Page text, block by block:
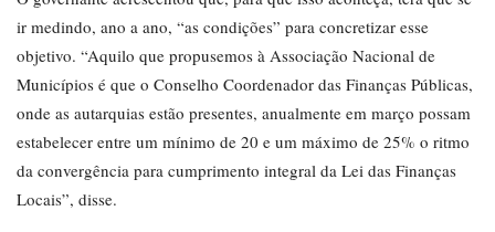
ir medindo, ano a ano, “as condições” para concretizar esse
objetivo. “Aquilo que propusemos à Associação Nacional de
Municípios é que o Conselho Coordenador das Finanças Públicas,
onde as autarquias estão presentes, anualmente em março possam
estabelecer entre um mínimo de 20 e um máximo de 25% o ritmo
da convergência para cumprimento integral da Lei das Finanças
Locais”, disse.